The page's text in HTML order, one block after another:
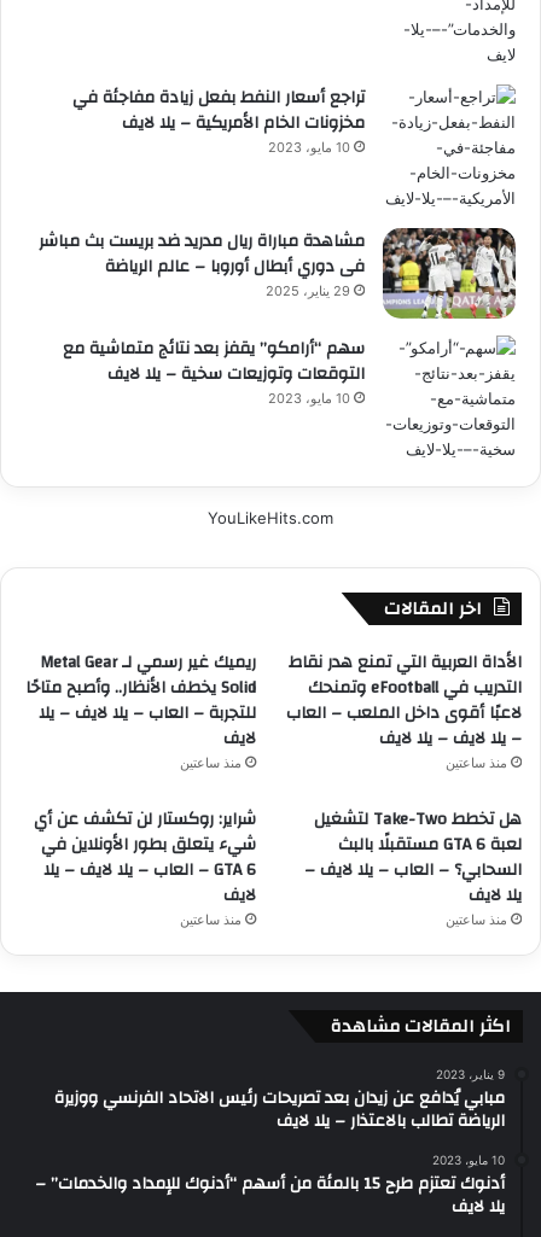
تراجع أسعار النفط بفعل زيادة مفاجئة في
مخزونات الخام الأمريكية – يلا لايف
10 مايو، 2023
مشاهدة مباراة ريال مدريد ضد بريست بث مباشر
فى دوري أبطال أوروبا – عالم الرياضة
29 يناير، 2025
سهم “أرامكو” يقفز بعد نتائج متماشية مع
التوقعات وتوزيعات سخية – يلا لايف
10 مايو، 2023
YouLikeHits.com
اخر المقالات
الأداة العربية التي تمنع هدر نقاط
التدريب في eFootball وتمنحك
لاعبًا أقوى داخل الملعب – العاب
– يلا لايف – يلا لايف
منذ ساعتين
ريميك غير رسمي لـ Metal Gear
Solid يخطف الأنظار.. وأصبح متاحًا
للتجربة – العاب – يلا لايف – يلا
لايف
منذ ساعتين
هل تخطط Take-Two لتشغيل
لعبة GTA 6 مستقبلًا بالبث
السحابي؟ – العاب – يلا لايف –
يلا لايف
منذ ساعتين
شراير: روكستار لن تكشف عن أي
شيء يتعلق بطور الأونلاين في
GTA 6 – العاب – يلا لايف – يلا
لايف
منذ ساعتين
اكثر المقالات مشاهدة
9 يناير، 2023
مبابي يُدافع عن زيدان بعد تصريحات رئيس الاتحاد الفرنسي ووزيرة
الرياضة تطالب بالاعتذار – يلا لايف
10 مايو، 2023
أدنوك تعتزم طرح 15 بالمئة من أسهم “أدنوك للإمداد والخدمات” –
يلا لايف